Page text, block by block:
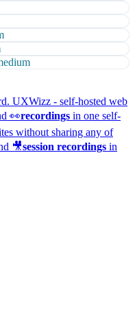
UXWizz - self-hosted web
👀recordings in one self-
without sharing any of
🎥session recordings in